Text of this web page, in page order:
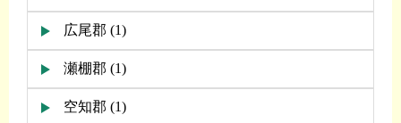
広尾郡 (1)
瀬棚郡 (1)
空知郡 (1)